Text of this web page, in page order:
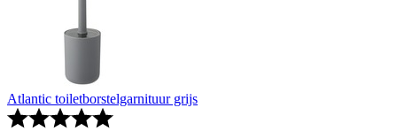
Atlantic toiletborstelgarnituur grijs